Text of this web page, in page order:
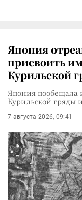
Япония
присвоить
Курильской
Япония пообещала
Курильской гряды
7 августа 2026, 09:41